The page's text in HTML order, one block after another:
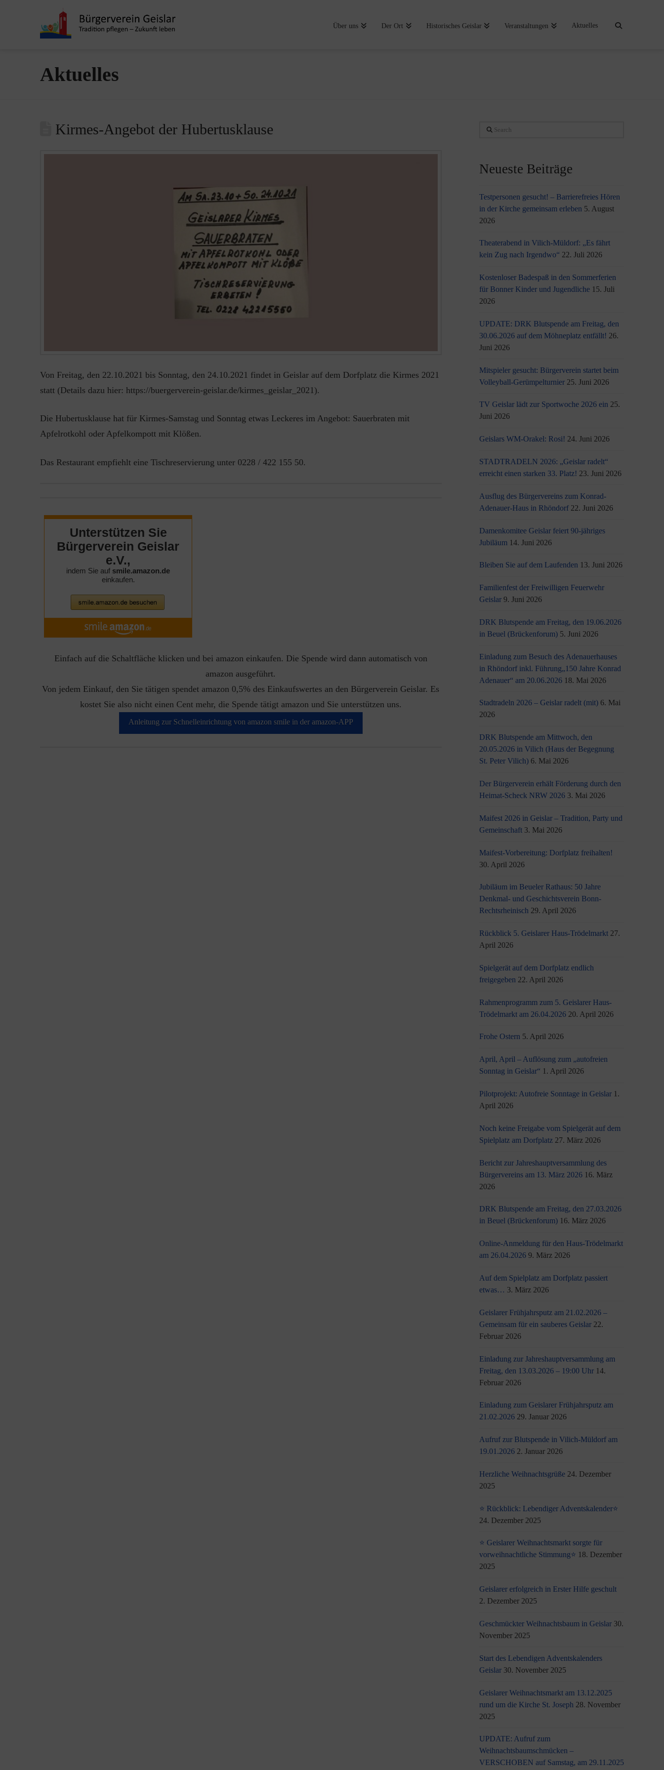
Über uns Der Ort Historisches Geislar Veranstaltungen Aktuelles
Aktuelles
Kirmes-Angebot der Hubertusklause
Von Freitag, den 22.10.2021 bis Sonntag, den 24.10.2021 findet in Geislar auf dem Dorfplatz die Kirmes 2021
statt (Details dazu hier: https://buergerverein-geislar.de/kirmes_geislar_2021).
Die Hubertusklause hat für Kirmes-Samstag und Sonntag etwas Leckeres im Angebot: Sauerbraten mit
Apfelrotkohl oder Apfelkompott mit Klößen.
Das Restaurant empfiehlt eine Tischreservierung unter 0228 / 422 155 50.
Einfach auf die Schaltfläche klicken und bei amazon einkaufen. Die Spende wird dann automatisch von
amazon ausgeführt.
Von jedem Einkauf, den Sie tätigen spendet amazon 0,5% des Einkaufswertes an den Bürgerverein Geislar. Es
kostet Sie also nicht einen Cent mehr, die Spende tätigt amazon und Sie unterstützen uns.
Anleitung zur Schnelleinrichtung von amazon smile in der amazon-APP
Search
Neueste Beiträge
Testpersonen gesucht! – Barrierefreies Hören
in der Kirche gemeinsam erleben 5. August
2026
Theaterabend in Vilich-Müldorf: „Es fährt
kein Zug nach Irgendwo“ 22. Juli 2026
Kostenloser Badespaß in den Sommerferien
für Bonner Kinder und Jugendliche 15. Juli
2026
UPDATE: DRK Blutspende am Freitag, den
30.06.2026 auf dem Möhneplatz entfällt! 26.
Juni 2026
Mitspieler gesucht: Bürgerverein startet beim
Volleyball-Gerümpelturnier 25. Juni 2026
TV Geislar lädt zur Sportwoche 2026 ein 25.
Juni 2026
Geislars WM-Orakel: Rosi! 24. Juni 2026
STADTRADELN 2026: „Geislar radelt“
erreicht einen starken 33. Platz! 23. Juni 2026
Ausflug des Bürgervereins zum Konrad-
Adenauer-Haus in Rhöndorf 22. Juni 2026
Damenkomitee Geislar feiert 90-jähriges
Jubiläum 14. Juni 2026
Bleiben Sie auf dem Laufenden 13. Juni 2026
Familienfest der Freiwilligen Feuerwehr
Geislar 9. Juni 2026
DRK Blutspende am Freitag, den 19.06.2026
in Beuel (Brückenforum) 5. Juni 2026
Einladung zum Besuch des Adenauerhauses
in Rhöndorf inkl. Führung„150 Jahre Konrad
Adenauer“ am 20.06.2026 18. Mai 2026
Stadtradeln 2026 – Geislar radelt (mit) 6. Mai
2026
DRK Blutspende am Mittwoch, den
20.05.2026 in Vilich (Haus der Begegnung
St. Peter Vilich) 6. Mai 2026
Der Bürgerverein erhält Förderung durch den
Heimat-Scheck NRW 2026 3. Mai 2026
Maifest 2026 in Geislar – Tradition, Party und
Gemeinschaft 3. Mai 2026
Maifest-Vorbereitung: Dorfplatz freihalten!
30. April 2026
Jubiläum im Beueler Rathaus: 50 Jahre
Denkmal- und Geschichtsverein Bonn-
Rechtsrheinisch 29. April 2026
Rückblick 5. Geislarer Haus-Trödelmarkt 27.
April 2026
Spielgerät auf dem Dorfplatz endlich
freigegeben 22. April 2026
Rahmenprogramm zum 5. Geislarer Haus-
Trödelmarkt am 26.04.2026 20. April 2026
Frohe Ostern 5. April 2026
April, April – Auflösung zum „autofreien
Sonntag in Geislar“ 1. April 2026
Pilotprojekt: Autofreie Sonntage in Geislar 1.
April 2026
Noch keine Freigabe vom Spielgerät auf dem
Spielplatz am Dorfplatz 27. März 2026
Bericht zur Jahreshauptversammlung des
Bürgervereins am 13. März 2026 16. März
2026
DRK Blutspende am Freitag, den 27.03.2026
in Beuel (Brückenforum) 16. März 2026
Online-Anmeldung für den Haus-Trödelmarkt
am 26.04.2026 9. März 2026
Auf dem Spielplatz am Dorfplatz passiert
etwas… 3. März 2026
Geislarer Frühjahrsputz am 21.02.2026 –
Gemeinsam für ein sauberes Geislar 22.
Februar 2026
Einladung zur Jahreshauptversammlung am
Freitag, den 13.03.2026 – 19:00 Uhr 14.
Februar 2026
Einladung zum Geislarer Frühjahrsputz am
21.02.2026 29. Januar 2026
Aufruf zur Blutspende in Vilich-Müldorf am
19.01.2026 2. Januar 2026
Herzliche Weihnachtsgrüße 24. Dezember
2025
⭐ Rückblick: Lebendiger Adventskalender⭐
24. Dezember 2025
⭐ Geislarer Weihnachtsmarkt sorgte für
vorweihnachtliche Stimmung⭐ 18. Dezember
2025
Geislarer erfolgreich in Erster Hilfe geschult
2. Dezember 2025
Geschmückter Weihnachtsbaum in Geislar 30.
November 2025
Start des Lebendigen Adventskalenders
Geislar 30. November 2025
Geislarer Weihnachtsmarkt am 13.12.2025
rund um die Kirche St. Joseph 28. November
2025
UPDATE: Aufruf zum
Weihnachtsbaumschmücken –
VERSCHOBEN auf Samstag, am 29.11.2025